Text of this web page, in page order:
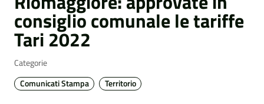
consiglio comunale le tariffe
Tari 2022
Categorie
Comunicati Stampa
Territorio